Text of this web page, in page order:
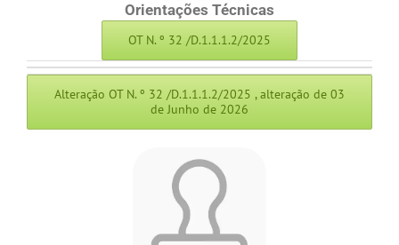
Orientações Técnicas
OT N. º 32 /D.1.1.1.2/2025
Alteração OT N. º 32 /D.1.1.1.2/2025 , alteração de 03
de Junho de 2026